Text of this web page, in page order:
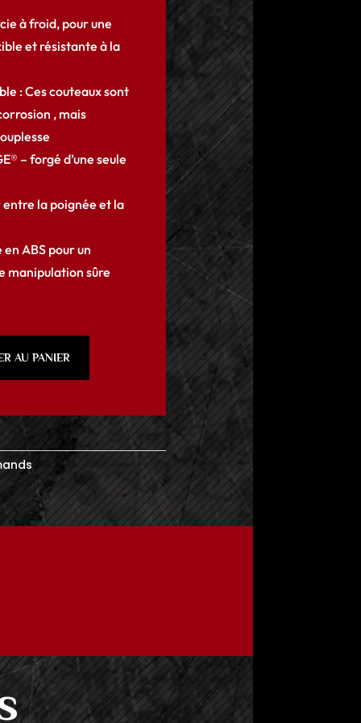
à froid, pour une
et résistante à la
: Ces couteaux sont
, mais
– forgé d’une seule
entre la poignée et la
ABS pour un
manipulation sûre
AU PANIER